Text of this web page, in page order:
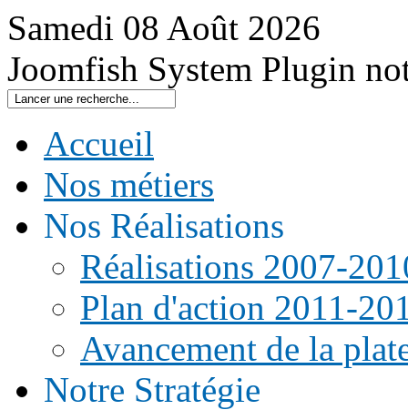
Samedi 08 Août 2026
Joomfish System Plugin
Accueil
Nos métiers
Nos Réalisations
Réalisations 2007-
Plan d'action 2011-
Avancement de la
Notre Stratégie